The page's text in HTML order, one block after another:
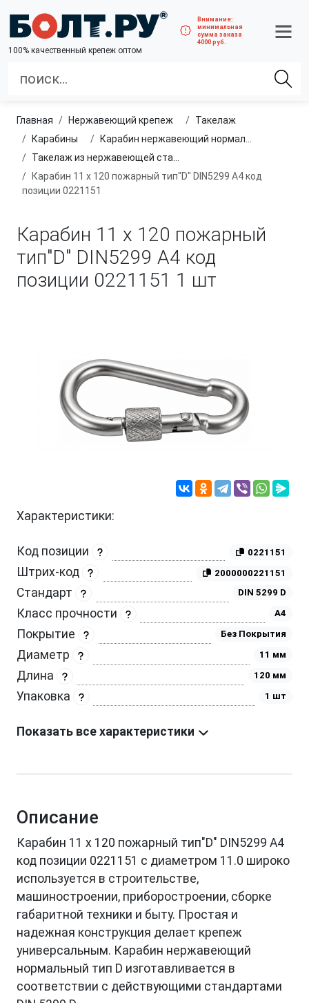
100% качественный крепеж оптом
Внимание:
минимальная
сумма заказа
4000 руб.
Главная нержавеющий крепеж
такелаж
карабины
Карабин нержавеющий нормальный тип D
Такелаж из нержавеющей стали
Кaрабин 11 х 120 пожарный тип"D" DIN5299 A4 код
позиции 0221151
Кaрабин 11 х 120 пожарный
тип"D" DIN5299 A4 код
позиции 0221151 1 шт
Характеристики:
Код позиции 0221151
Штрих-код 2000000221151
Стандарт DIN 5299 D
Класс прочности A4
Покрытие Без Покрытия
Диаметр 11 мм
Длина 120 мм
Упаковка 1 шт
Показать все характеристики
Описание
Кaрабин 11 х 120 пожарный тип"D" DIN5299 A4
код позиции 0221151 с диаметром 11.0 широко
используется в строительстве,
машиностроении, приборостроении, сборке
габаритной техники и быту. Простая и
надежная конструкция делает крепеж
универсальным. Карабин нержавеющий
нормальный тип D изготавливается в
соответствии с действующими стандартами